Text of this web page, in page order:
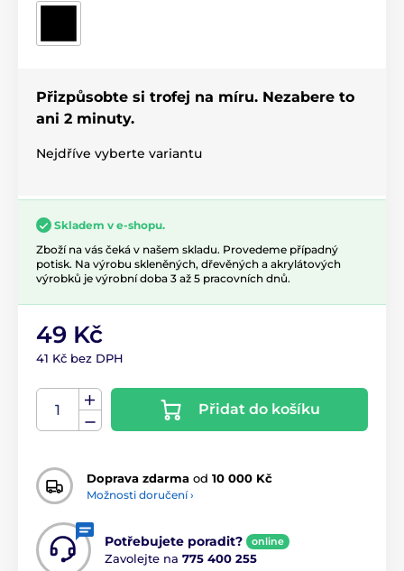
Přizpůsobte si trofej na míru. Nezabere to
ani 2 minuty.
Nejdříve vyberte variantu
Skladem v e-shopu.
Zboží na vás čeká v našem skladu. Provedeme případný
potisk. Na výrobu skleněných, dřevěných a akrylátových
výrobků je výrobní doba 3 až 5 pracovních dnů.
49 Kč
41 Kč bez DPH
Přidat do košíku
Doprava zdarma od 10 000 Kč
Možnosti doručení ›
Potřebujete poradit? online
Zavolejte na 775 400 255